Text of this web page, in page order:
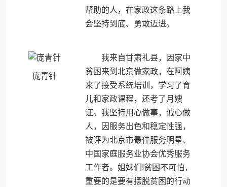
帮助的人，在家政这条路上我
会坚持到底、勇敢迈进。
庞青针
我来自甘肃礼县，因家中
贫困来到北京做家政，在阿姨
来了接受系统培训，学习了育
儿和家政课程，还考了月嫂
证。我坚持用心做事，诚心做
人，因服务出色和稳定性强，
被评为北京市最佳服务明星、
中国家庭服务业协会优秀服务
工作者。姐妹们!贫困不可怕，
重要的是要有摆脱贫困的行动